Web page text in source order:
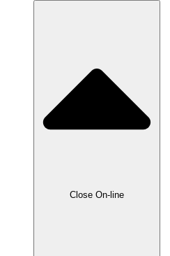
Close On-line